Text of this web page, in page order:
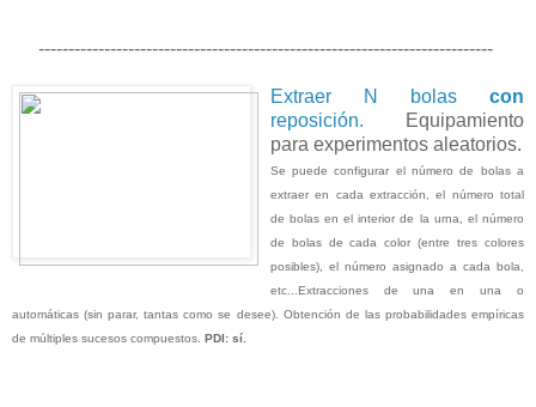
----------------------------------------------------------------------------
Extraer N bolas con
reposición. Equipamiento
para experimentos aleatorios.
Se puede configurar el número de bolas a
extraer en cada extracción, el número total
de bolas en el interior de la urna, el número
de bolas de cada color (entre tres colores
posibles), el número asignado a cada bola,
etc...Extracciones de una en una o
automáticas (sin parar, tantas como se desee). Obtención de las probabilidades empíricas
de múltiples sucesos compuestos. PDI: sí.